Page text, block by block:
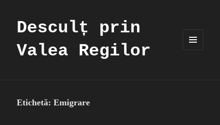
Desculț prin
Valea Regilor
Etichetă:Emigrare